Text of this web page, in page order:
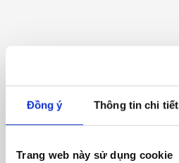
Đồng ý Thông tin chi tiết
Trang web này sử dụng cookie
A5